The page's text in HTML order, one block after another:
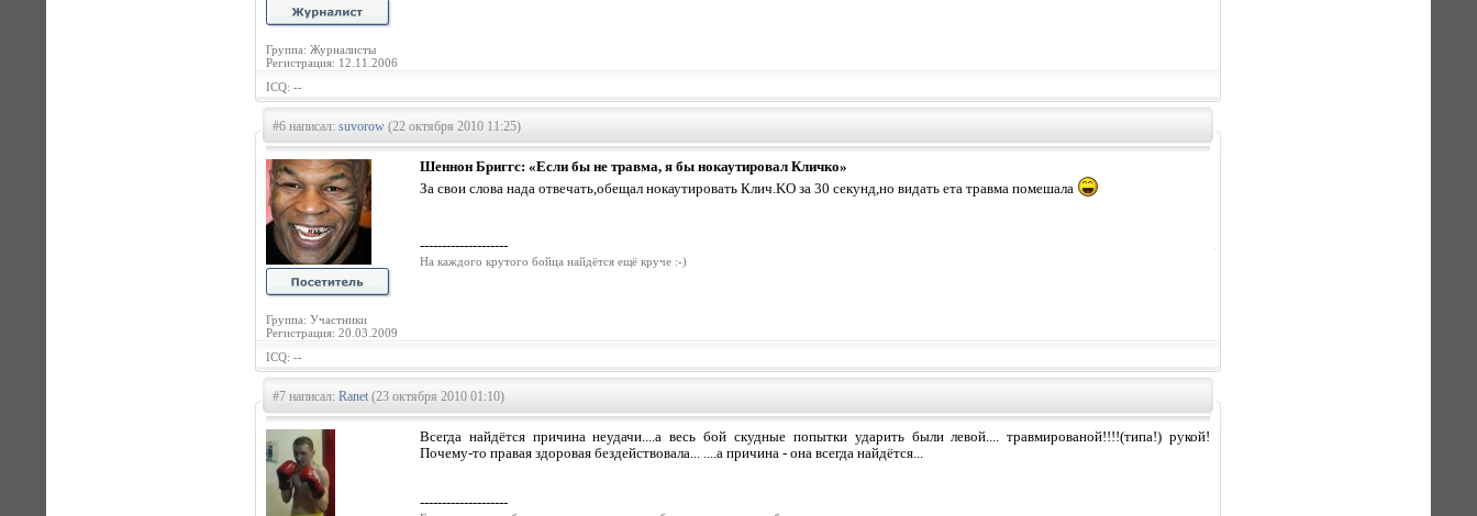
Группа: Журналисты
Регистрация: 12.11.2006
ICQ: --
#6 написал: suvorow (22 октября 2010 11:25)
Группа: Участники
Регистрация: 20.03.2009
Шеннон Бриггс: «Если бы не травма, я бы нокаутировал Кличко»
За свои слова нада отвечать,обещал нокаутировать Клич.KO за 30 секунд,но видать ета травма помешала
--------------------
На каждого крутого бойца найдётся ещё круче :-)
ICQ: --
#7 написал: Ranet(23 октября 2010 01:10)
Всегда найдётся причина неудачи....а весь бой скудные попытки ударить были левой.... травмированой!!!!(типа!) рукой!
Почему-то правая здоровая бездействовала... ....а причина - она всегда найдётся...
--------------------